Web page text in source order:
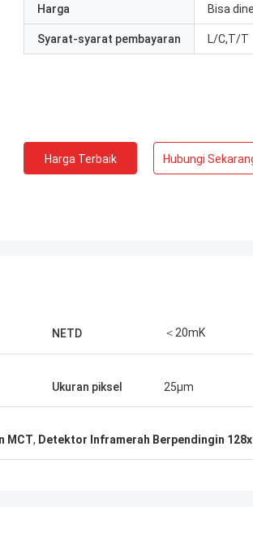
Harga Bisa
Syarat-syarat pembayaran L/C,T/T
Harga Terbaik Hubungi
NETD ＜20mK
Ukuran piksel 25μm
MCT, Detektor Inframerah Berpendingin